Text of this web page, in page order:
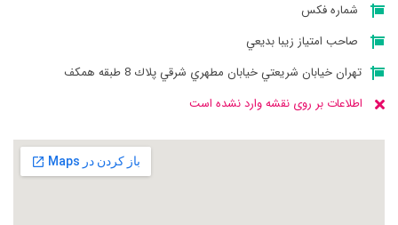
شماره فکس
صاحب امتیاز زيبا بديعي
تهران خيابان شريعتي خيابان مطهري شرقي پلاك 8 طبقه همكف
اطلاعات بر روی نقشه وارد نشده است